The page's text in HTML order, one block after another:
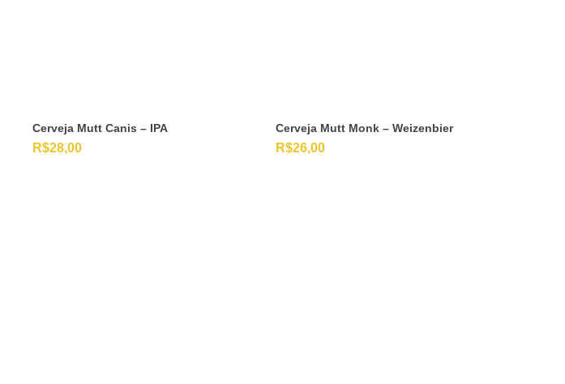
Cerveja Mutt Canis – IPA
R$28,00
Cerveja Mutt Monk – Weizenbier
R$26,00